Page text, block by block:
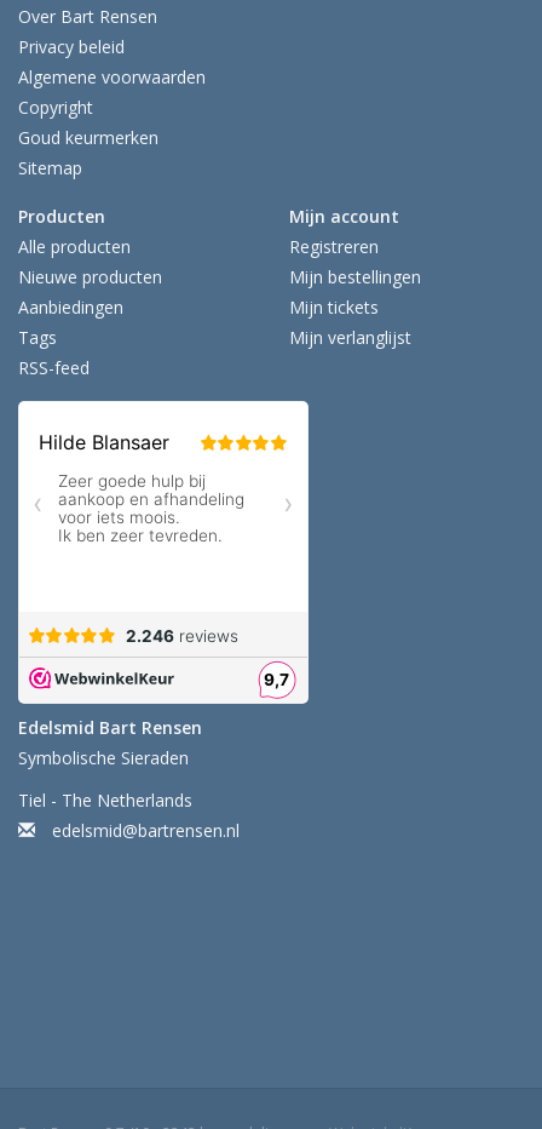
Over Bart Rensen
Privacy beleid
Algemene voorwaarden
Copyright
Goud keurmerken
Sitemap
Producten
Alle producten
Nieuwe producten
Aanbiedingen
Tags
RSS-feed
Mijn account
Registreren
Mijn bestellingen
Mijn tickets
Mijn verlanglijst
Edelsmid Bart Rensen
Symbolische Sieraden
Tiel - The Netherlands
edelsmid@bartrensen.nl